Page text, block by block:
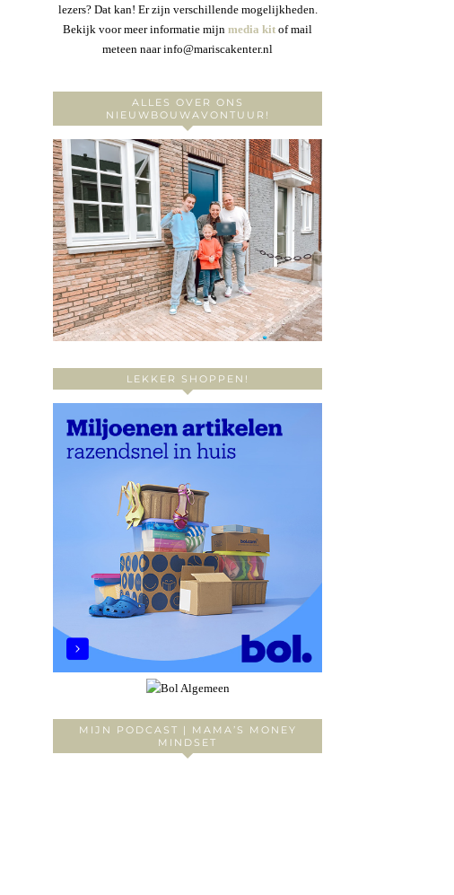
lezers? Dat kan! Er zijn verschillende mogelijkheden.
Bekijk voor meer informatie mijn media kit of mail
meteen naar info@mariscakenter.nl
ALLES OVER ONS
NIEUWBOUWAVONTUUR!
LEKKER SHOPPEN!
MIJN PODCAST | MAMA’S MONEY
MINDSET